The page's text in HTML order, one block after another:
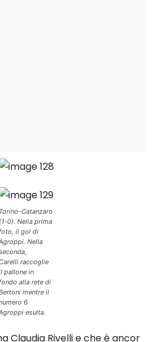
Torino-Catanzaro
(1-0). Nella prima
il gol di
Nella
raccoglie
pallone in
alla rete di
mentre il
6
esulta.
Claudia Rivelli e che è ancor